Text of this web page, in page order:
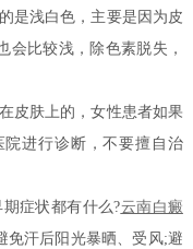
是浅白色，主要是因为皮
会比较浅，除色素脱失，
皮肤上的，女性患者如果
进行诊断，不要擅自治
症状都有什么?云南白癜
免汗后阳光暴晒、受风;避